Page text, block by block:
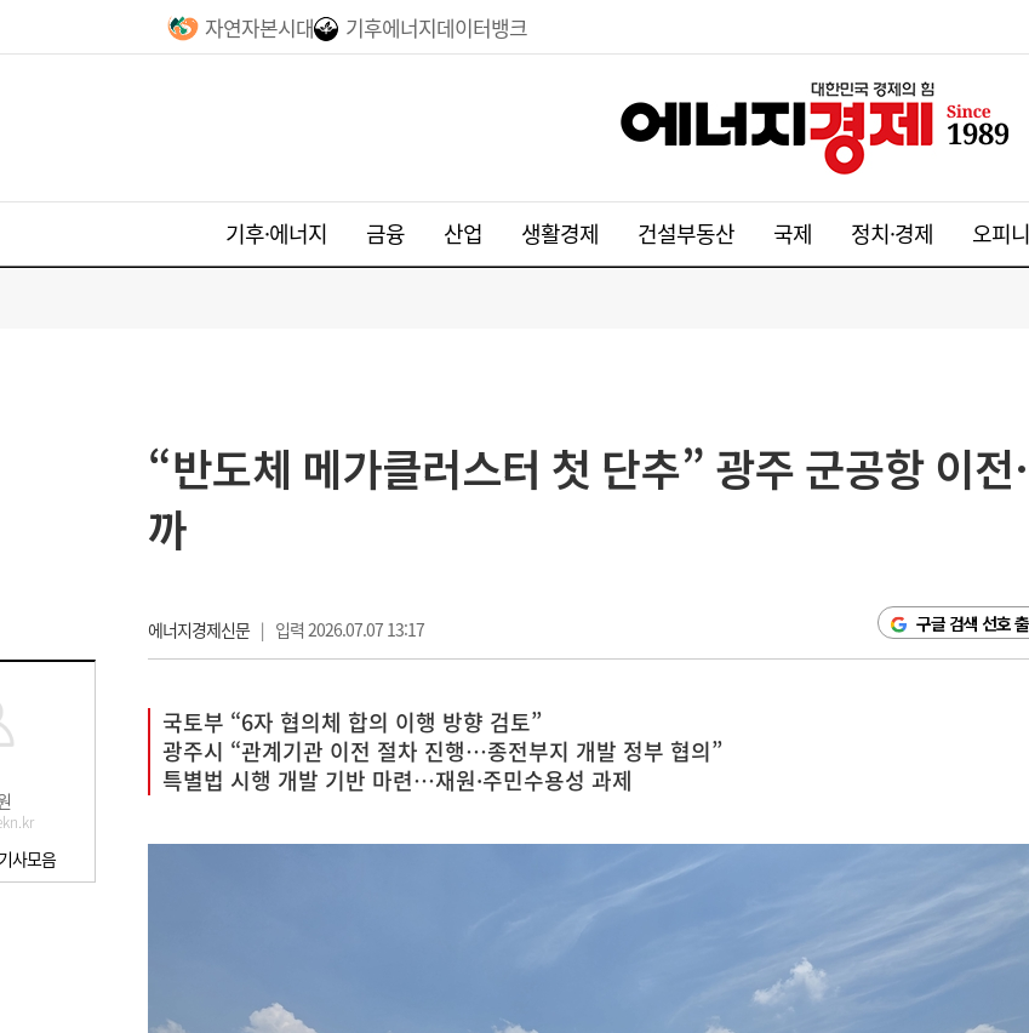
자연자본시대 기후에너지데이터뱅크
기후·에너지 금융 산업 생활경제 건설부동산 국제 정치·경제 오피
사모음
“반도체 메가클러스터 첫 단추” 광주 군공항 이
까
에너지경제신문| 입력 2026.07.07 13:17 구글 검색 선호
국토부 “6자 협의체 합의 이행 방향 검토”
광주시 “관계기관 이전 절차 진행…종전부지 개발 정부 협의”
특별법 시행 개발 기반 마련…재원·주민수용성 과제